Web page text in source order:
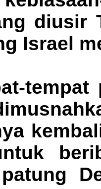
diusir
Israel